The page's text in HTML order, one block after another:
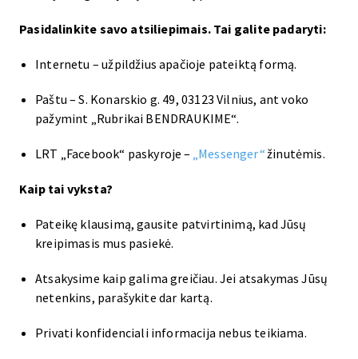
Pasidalinkite savo atsiliepimais. Tai galite padaryti:
Internetu – užpildžius apačioje pateiktą formą.
Paštu – S. Konarskio g. 49, 03123 Vilnius, ant voko
pažymint „Rubrikai BENDRAUKIME“.
LRT „Facebook“ paskyroje – „Messenger“žinutėmis.
Kaip tai vyksta?
Pateikę klausimą, gausite patvirtinimą, kad Jūsų
kreipimasis mus pasiekė.
Atsakysime kaip galima greičiau. Jei atsakymas Jūsų
netenkins, parašykite dar kartą.
Privati konfidenciali informacija nebus teikiama.